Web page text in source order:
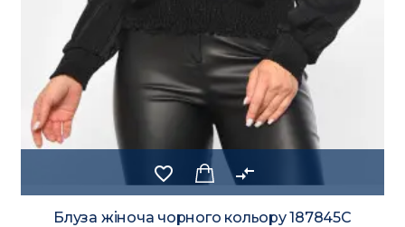
favorite_border compare_arrows
Блуза жіноча чорного кольору 187845C